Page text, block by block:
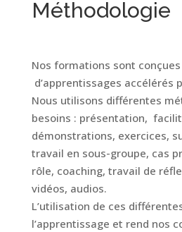
Méthodologie
Nos formations sont conçues
d’apprentissages accélérés
Nous utilisons différentes
besoins : présentation,
démonstrations, exercices,
travail en sous-groupe, cas
rôle, coaching, travail de
vidéos, audios.
L’utilisation de ces
l’apprentissage et rend nos